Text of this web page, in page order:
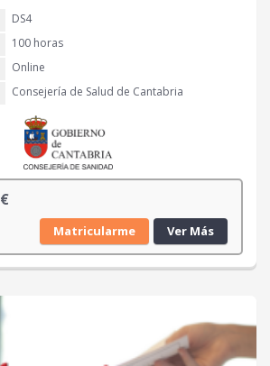
DS4
100 horas
Online
Consejería de Salud de Cantabria
€E
r
Matricularme Ver Más